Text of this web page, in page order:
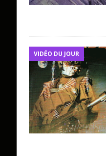
VIDÉO DU JOUR